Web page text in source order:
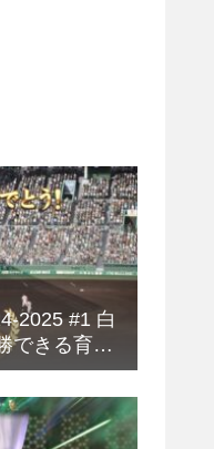
2025 #1 白
できる育成